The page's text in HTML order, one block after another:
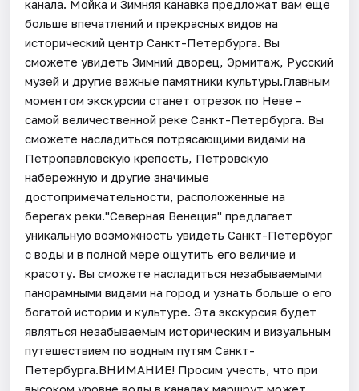
канала. Мойка и Зимняя канавка предложат вам еще
больше впечатлений и прекрасных видов на
исторический центр Санкт-Петербурга. Вы
сможете увидеть Зимний дворец, Эрмитаж, Русский
музей и другие важные памятники культуры.Главным
моментом экскурсии станет отрезок по Неве -
самой величественной реке Санкт-Петербурга. Вы
сможете насладиться потрясающими видами на
Петропавловскую крепость, Петровскую
набережную и другие значимые
достопримечательности, расположенные на
берегах реки."Северная Венеция" предлагает
уникальную возможность увидеть Санкт-Петербург
с воды и в полной мере ощутить его величие и
красоту. Вы сможете насладиться незабываемыми
панорамными видами на город и узнать больше о его
богатой истории и культуре. Эта экскурсия будет
являться незабываемым историческим и визуальным
путешествием по водным путям Санкт-
Петербурга.ВНИМАНИЕ! Просим учесть, что при